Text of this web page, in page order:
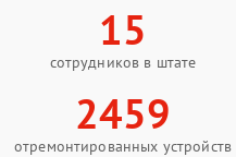
15
сотрудников в штате
2459
отремонтированных устройств